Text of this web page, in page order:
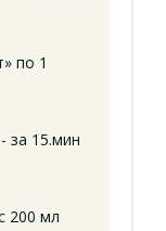
по 1
за 15.мин
200 мл